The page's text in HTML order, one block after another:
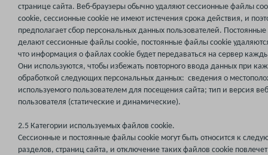
странице сайта. Веб-браузеры обычно удаляют сессионные файлы
cookie, сессионные cookie не имеют истечения срока действия, и
предполагает сбор персональных данных пользователей.
делают сессионные файлы cookie, постоянные файлы cookie
что информация о файлах cookie будет передаваться на сервер
Они используются, чтобы избежать повторного ввода данных при
обработкой следующих персональных данных: сведения о
используемого пользователем для посещения сайта; тип и версия
пользователя (статические и динамические).
2.5 Категории используемых файлов cookie.
Сессионные и постоянные файлы cookie могут быть относится к
разделов, страниц сайта, и отключение таких файлов cookie